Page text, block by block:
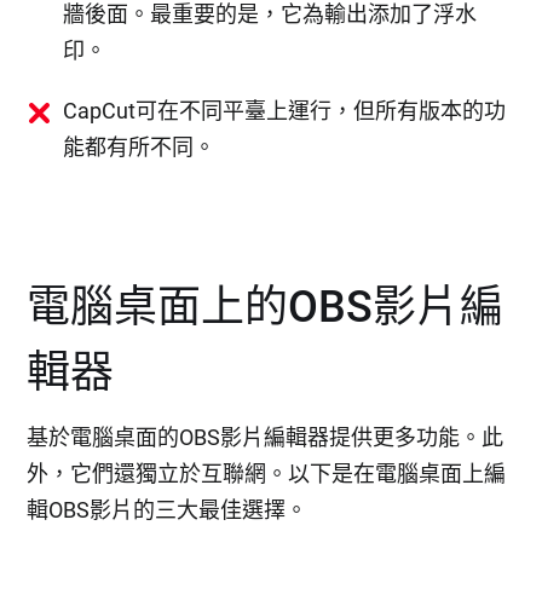
牆後面。最重要的是，它為輸出添加了浮水
印。
CapCut可在不同平臺上運行，但所有版本的功
能都有所不同。
電腦桌面上的OBS影片編
輯器
基於電腦桌面的OBS影片編輯器提供更多功能。此
外，它們還獨立於互聯網。以下是在電腦桌面上編
輯OBS影片的三大最佳選擇。